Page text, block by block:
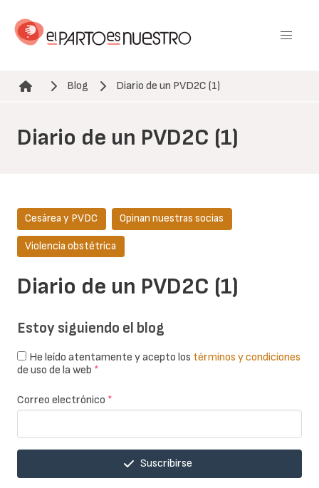
contenido
Ruta de navegación
Blog Diario de un PVD2C (1)
Diario de un PVD2C (1)
Diario de un PVD2C (1)
Cesárea y PVDC Opinan nuestras socias
Violencia obstétrica
Estoy siguiendo el blog
He leído atentamente y acepto los términos y condiciones
de uso de la web *
Correo electrónico *
Suscribirse